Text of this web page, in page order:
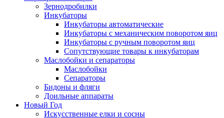
Зернодробилки
Инкубаторы
Инкубаторы автоматические
Инкубаторы с механическим поворотом яиц
Инкубаторы с ручным поворотом яиц
Сопутствующие товары к инкубаторам
Маслобойки и сепараторы
Маслобойки
Сепараторы
Бидоны и фляги
Доильные аппараты
Новый Год
Искусственные елки и сосны